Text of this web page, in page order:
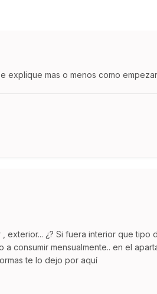
explique mas o menos como
exterior... ¿? Si fuera interior que
a consumir mensualmente.. en el
te lo dejo por aquí